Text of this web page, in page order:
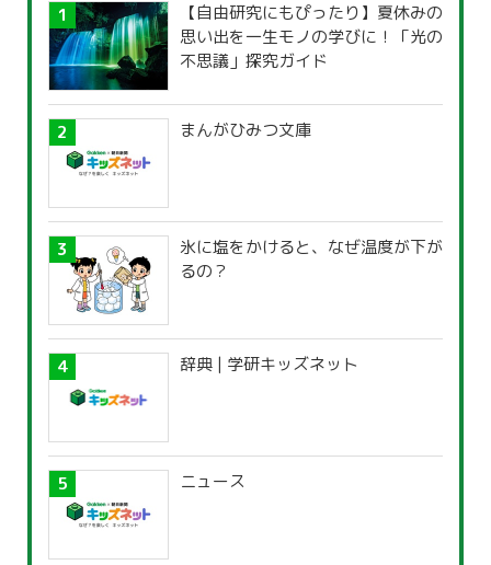
【自由研究にもぴったり】夏休みの
思い出を一生モノの学びに！「光の
不思議」探究ガイド
まんがひみつ文庫
氷に塩をかけると、なぜ温度が下が
るの？
辞典 | 学研キッズネット
ニュース